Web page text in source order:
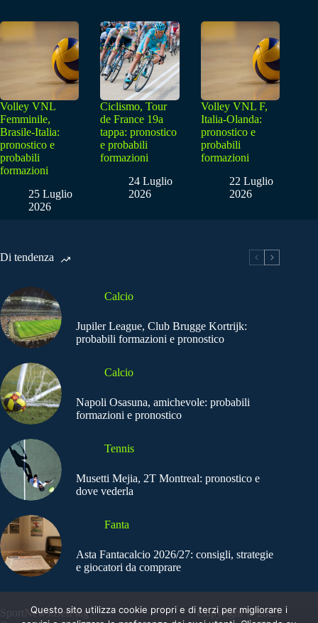
Volley VNL
Femminile,
Brasile-Italia:
pronostico e
probabili
formazioni
25 Luglio
2026
Ciclismo, Tour
de France 19a
tappa: pronostico
e probabili
formazioni
24 Luglio
2026
Volley VNL F,
Italia-Olanda:
pronostico e
probabili
formazioni
22 Luglio
2026
Di tendenza
Calcio
Jupiler League, Club Brugge Kortrijk:
probabili formazioni e pronostico
Calcio
Napoli Osasuna, amichevole: probabili
formazioni e pronostico
Tennis
Musetti Mejia, 2T Montreal: pronostico e
dove vederla
Fanta
Asta Fantacalcio 2026/27: consigli, strategie
e giocatori da comprare
SportNews.BetFlag -
Copyright © 2025
Questo sito utilizza cookie propri e di terzi per migliorare i